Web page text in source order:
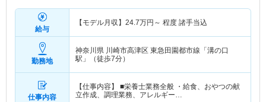
給与
【モデル月収】 24.7万円～ 程度 諸手当込
勤務地
神奈川県 川崎市高津区 東急田園都市線「溝の口
駅」（徒歩7分）
仕事内容
【仕事内容】 ■栄養士業務全般 ・給食、おやつの献
立作成、調理業務、アレルギー…